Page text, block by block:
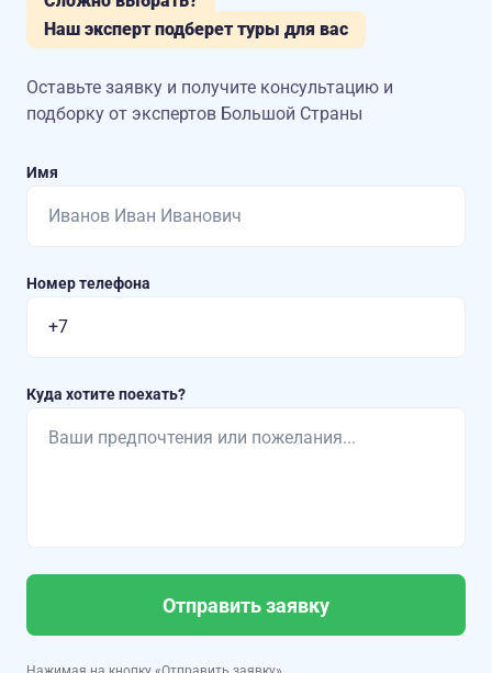
Наш эксперт подберет туры для вас
Оставьте заявку и получите консультацию и
подборку от экспертов Большой Страны
Имя
Номер телефона
Куда хотите поехать?
Отправить заявку